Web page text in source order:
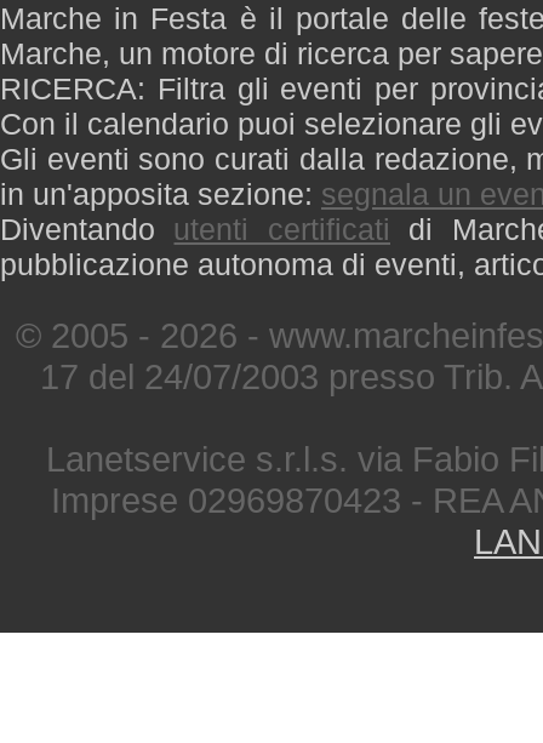
Marche in Festa è il portale delle
Marche, un motore di ricerca per
RICERCA: Filtra gli eventi per
Con il calendario puoi selezionare gli
Gli eventi sono curati dalla redazione,
in un'apposita sezione: segnala un
Diventando utenti certificati di
pubblicazione autonoma di eventi,
© 2005 - 2026 -
17 del 24/07/2003 presso Trib.
Lanetservice s.r.l.s. via Fabio
Imprese 02969870423 - REA